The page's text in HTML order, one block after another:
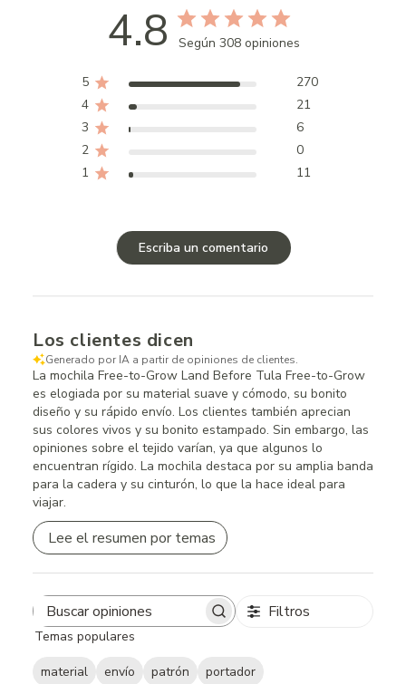
4.8 Según 308 opiniones
5
270
4
21
3
6
2
0
1
11
Escriba un comentario
Los clientes dicen
Generado por IA a partir de opiniones de clientes.
La mochila Free-to-Grow Land Before Tula Free-to-Grow
es elogiada por su material suave y cómodo, su bonito
diseño y su rápido envío. Los clientes también aprecian
sus colores vivos y su bonito estampado. Sin embargo, las
opiniones sobre el tejido varían, ya que algunos lo
encuentran rígido. La mochila destaca por su amplia banda
para la cadera y su cinturón, lo que la hace ideal para
viajar.
Lee el resumen por temas
Search
reviews
Filtros
Temas populares
material envío patrón portador